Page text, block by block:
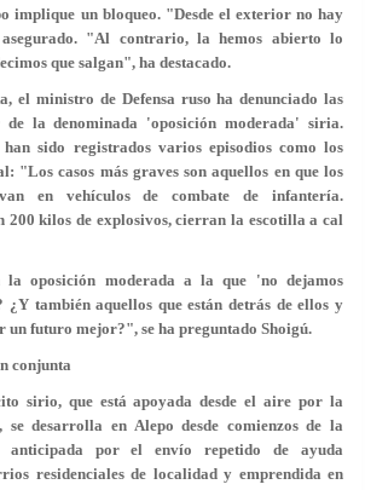
implique un bloqueo. "Desde el exterior no hay
"Al contrario, la hemos abierto lo
que salgan", ha destacado.
el ministro de Defensa ruso ha denunciado las
de la denominada 'oposición moderada' siria.
sido registrados varios episodios como los
"Los casos más graves son aquellos en que los
en vehículos de combate de infantería.
200 kilos de explosivos, cierran la escotilla a cal
la oposición moderada a la que 'no dejamos
también aquellos que están detrás de ellos y
un futuro mejor?", se ha preguntado Shoigú.
conjunta
sirio, que está apoyada desde el aire por la
desarrolla en Alepo desde comienzos de la
anticipada por el envío repetido de ayuda
residenciales de localidad y emprendida en